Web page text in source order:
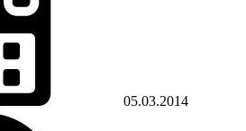
05.03.2014